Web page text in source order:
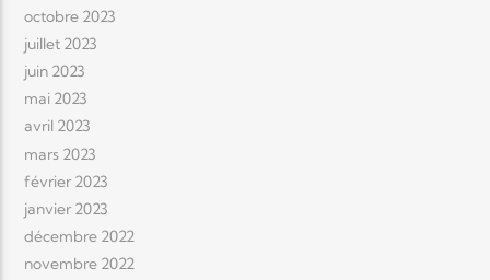
octobre 2023
juillet 2023
juin 2023
mai 2023
avril 2023
mars 2023
février 2023
janvier 2023
décembre 2022
novembre 2022